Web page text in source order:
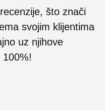
što znači
svojim klijentima
uz njihove
100%!